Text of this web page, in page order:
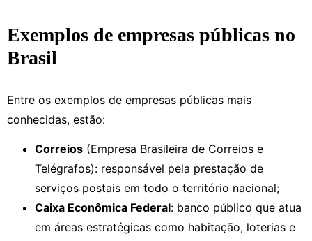
Exemplos de empresas públicas no
Brasil
Entre os exemplos de empresas públicas mais
conhecidas, estão:
Correios (Empresa Brasileira de Correios e
Telégrafos): responsável pela prestação de
serviços postais em todo o território nacional;
Caixa Econômica Federal: banco público que atua
em áreas estratégicas como habitação, loterias e